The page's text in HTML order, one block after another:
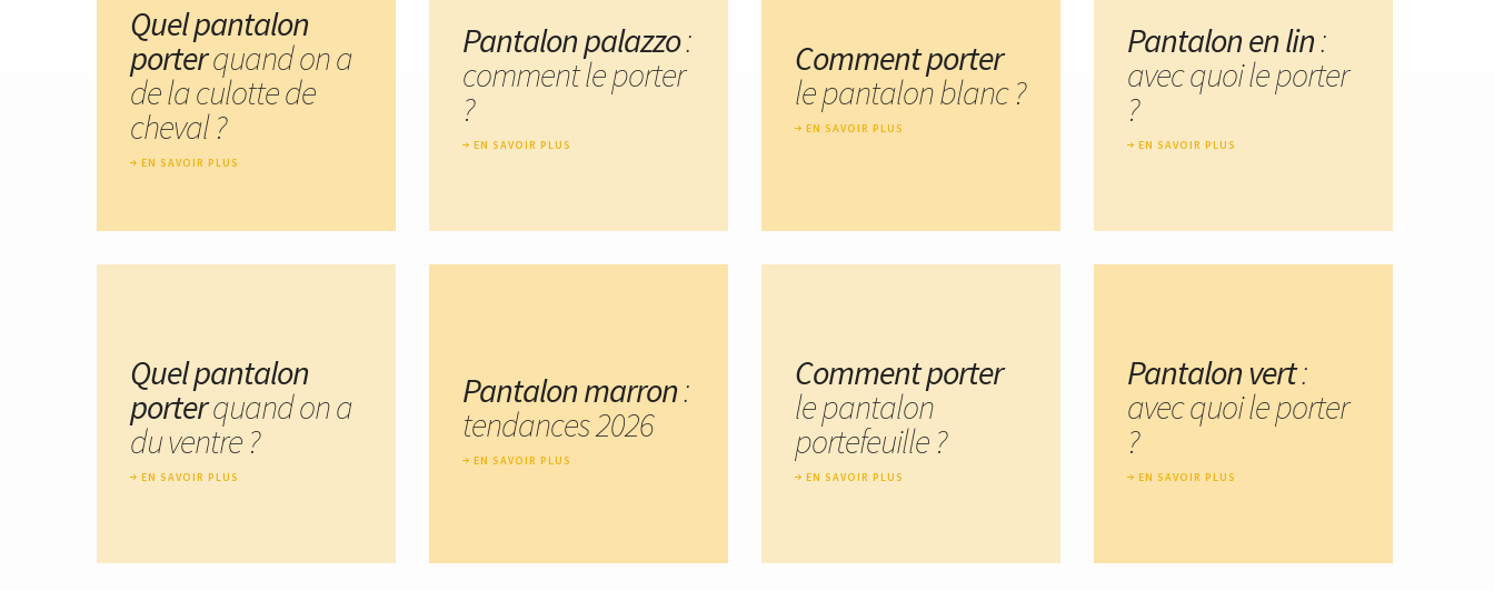
Quel pantalon
porterquand on a
de la culotte de
cheval ?
EN SAVOIR PLUS
Pantalon palazzo:
comment le porter
?
EN SAVOIR PLUS
Comment porter
le pantalon blanc ?
EN SAVOIR PLUS
Pantalon en lin:
avec quoi le porter
?
EN SAVOIR PLUS
Quel pantalon
porterquand on a
du ventre ?
EN SAVOIR PLUS
Pantalon marron:
tendances 2026
EN SAVOIR PLUS
Comment porter
le pantalon
portefeuille ?
EN SAVOIR PLUS
Pantalon vert:
avec quoi le porter
?
EN SAVOIR PLUS